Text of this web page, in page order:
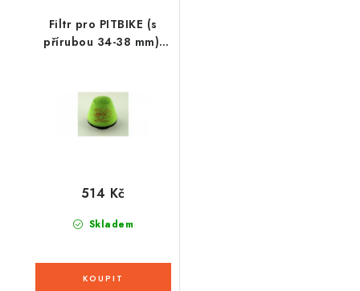
Filtr pro PITBIKE (s
přírubou 34-38 mm),
Skladem
514 Kč